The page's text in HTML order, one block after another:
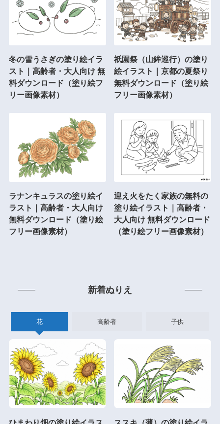
冬の雪うさぎの塗り絵イラ
スト｜高齢者・大人向け 無
料ダウンロード（塗り絵フ
リー画像素材）
祇園祭（山鉾巡行）の塗り
絵イラスト｜京都の夏祭り
無料ダウンロード（塗り絵
フリー画像素材）
ラナンキュラスの塗り絵イ
ラスト｜高齢者・大人向け
無料ダウンロード（塗り絵
フリー画像素材）
迎え火をたく家族の無料の
塗り絵イラスト｜高齢者・
大人向け 無料ダウンロード
（塗り絵フリー画像素材）
新着ぬりえ
花 高齢者 子供